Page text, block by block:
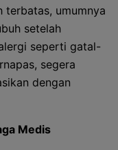
terbatas, umumnya
setelah
seperti gatal-
segera
dengan
Medis